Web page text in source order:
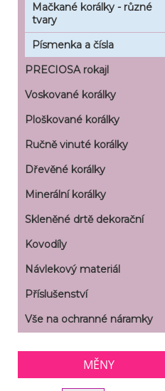
Mačkané korálky - různé
tvary
Písmenka a čísla
PRECIOSA rokajl
Voskované korálky
Ploškované korálky
Ručně vinuté korálky
Dřevěné korálky
Minerální korálky
Skleněné drtě dekorační
Kovodíly
Návlekový materiál
Příslušenství
Vše na ochranné náramky
MĚNY